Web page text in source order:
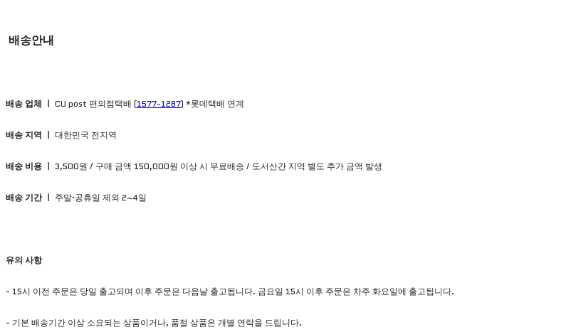
배송안내
배송 업체 ㅣ CU post 편의점택배 (1577-1287) *롯데택배 연계
배송 지역 ㅣ 대한민국 전지역
배송 비용 ㅣ 3,500원 / 구매 금액 150,000원 이상 시 무료배송 / 도서산간 지역 별도 추가 금액 발생
배송 기간 ㅣ 주말·공휴일 제외 2~4일
유의 사항
- 15시 이전 주문은 당일 출고되며 이후 주문은 다음날 출고됩니다. 금요일 15시 이후 주문은 차주 화요일에 출고됩니다.
- 기본 배송기간 이상 소요되는 상품이거나, 품절 상품은 개별 연락을 드립니다.